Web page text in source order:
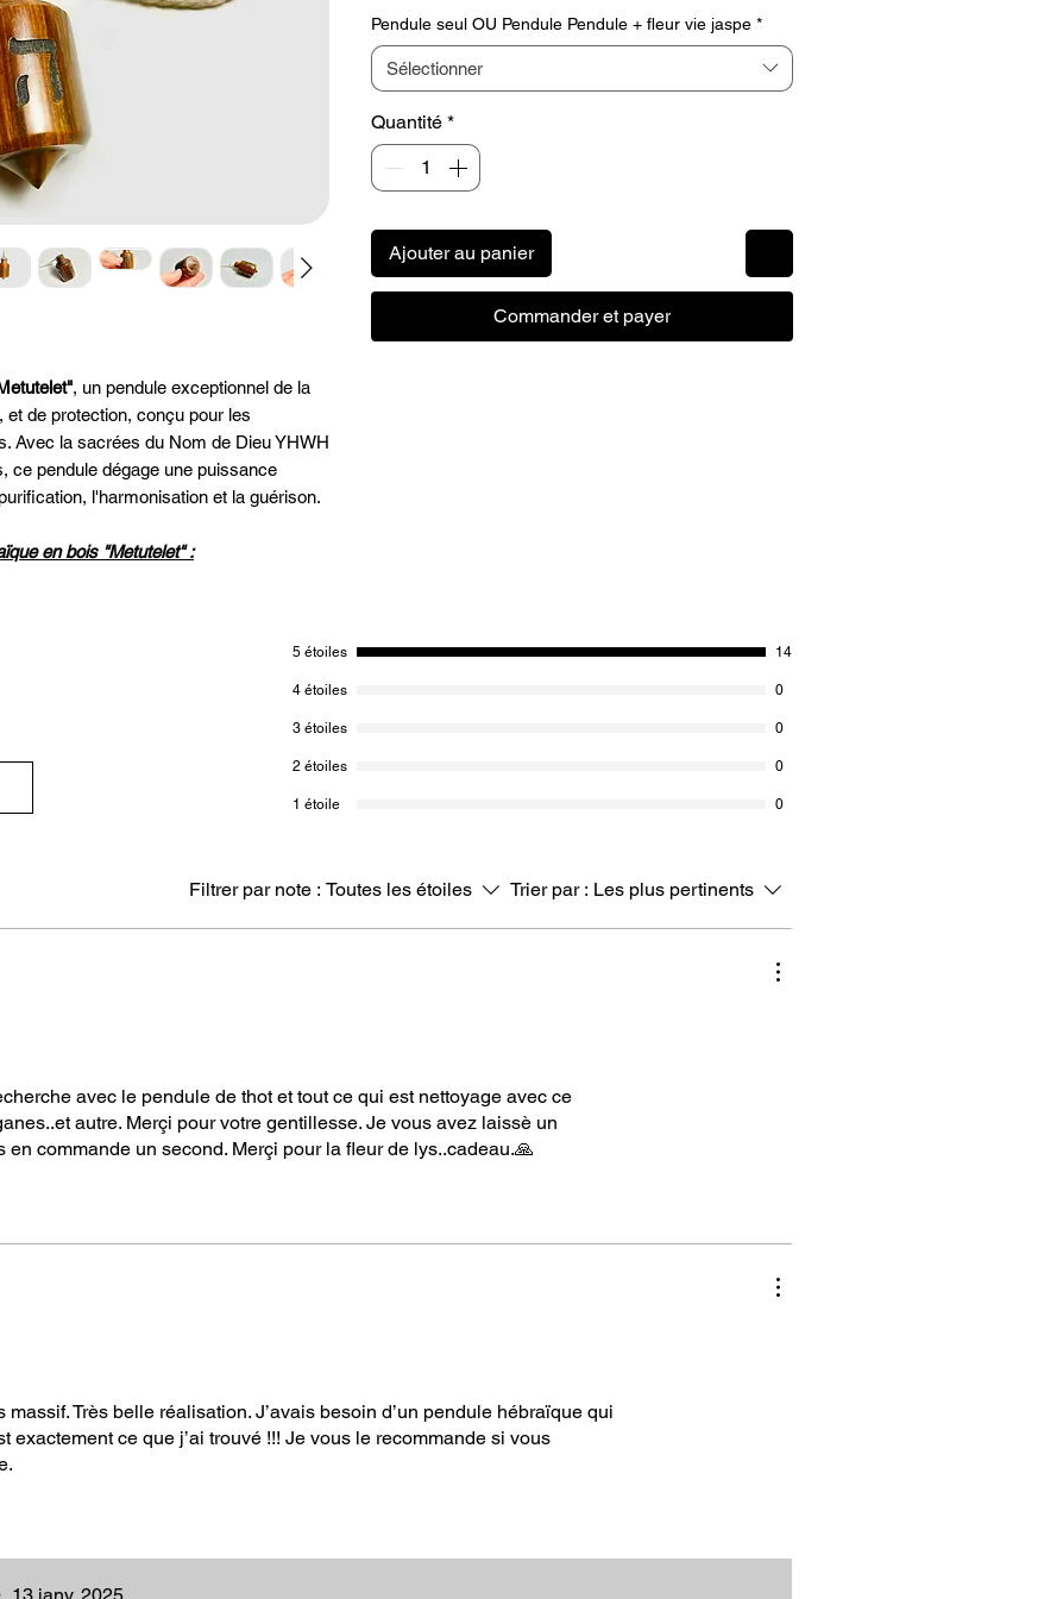
, un pendule exceptionnel de la
de protection, conçu pour les
Avec la sacrées du Nom de Dieu YHWH
ce pendule dégage une puissance
l'harmonisation et la guérison.
en bois "Metutelet" :
très dense, lourd, solide et puissant
gravé tout autour du corps du
précises et de forte intensité, qui
HS. (Sur demande il est possible
prolongées ou en déplacement.
Finition 100% naturelle sans vernis.
la fleur de vie en jaspe noir véritable en
fleur en jaspe sert à harmoniser et
des pendules qui y sont posés
"Metutelet" ?
confèrent au pendule "Metutelet" une
pratiques nécessitant une connexion
purifier un espace, harmoniser des
ce pendule est un allié
profondeur
et dissoudre les blocages subtils.
Pendule seul OU Pendule Pendule + fleur vie jaspe *
Sélectionner
Quantité *
Ajouter au panier
Commander et payer
5 étoiles 14
4 étoiles 0
3 étoiles 0
2 étoiles 0
1 étoile 0
Filtrer par note : Toutes les étoiles Trier par : Les plus pertinents
avec le pendule de thot et tout ce qui est nettoyage avec ce
autre. Merçi pour votre gentillesse. Je vous avez laissè un
en commande un second. Merçi pour la fleur de lys..cadeau.🙏
massif. Très belle réalisation. J’avais besoin d’un pendule hébraïque qui
exactement ce que j’ai trouvé !!! Je vous le recommande si vous
13 janv. 2025